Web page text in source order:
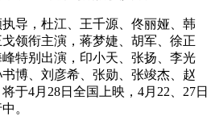
导，杜江、王千源、佟丽娅、韩
领衔主演，蒋梦婕、胡军、徐正
特别出演，印小天、张扬、李光
博、刘彦希、张勋、张竣杰、赵
于4月28日全国上映，4月22、27日
。